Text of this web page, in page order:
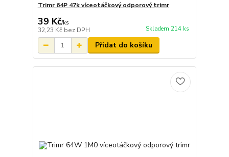
Trimr 64P 47k víceotáčkový odporový trimr
39 Kč/ks
32,23 Kč bez DPH Skladem 214 ks
Přidat do košíku